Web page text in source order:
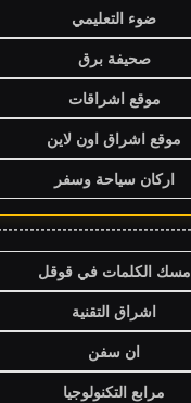
ضوء التعليمي
صحيفة برق
موقع اشراقات
موقع اشراق اون لاين
اركان سياحة وسفر
مسك الكلمات في قوقل
اشراق التقنية
ان سفن
مرابع التكنولوجيا